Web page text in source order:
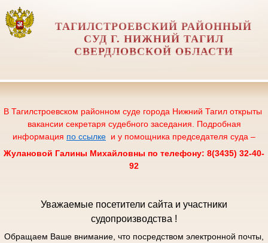
ТАГИЛСТРОЕВСКИЙ РАЙОННЫЙ
СУД Г. НИЖНИЙ ТАГИЛ
СВЕРДЛОВСКОЙ ОБЛАСТИ
В Тагилстроевском районном суде города Нижний Тагил открыты
вакансии секретаря судебного заседания. Подробная
информация по ссылке и у помощника председателя суда –
Жулановой Галины Михайловны по телефону: 8(3435) 32-40-
92
Уважаемые посетители сайта и участники
судопроизводства !
Обращаем Ваше внимание, что посредством электронной почты,